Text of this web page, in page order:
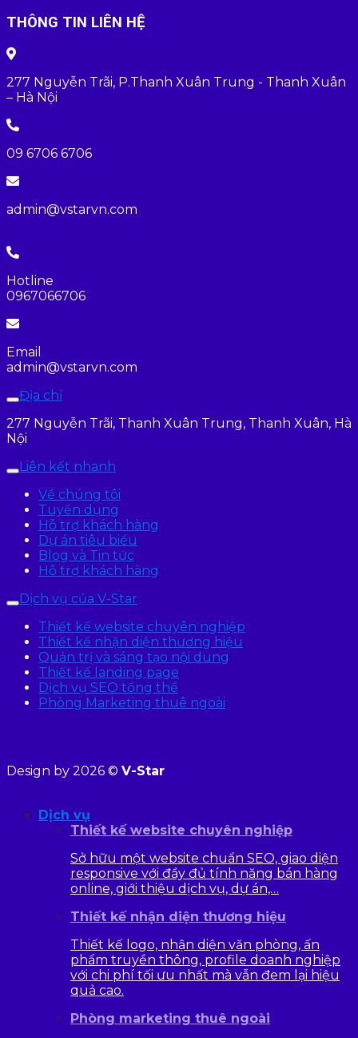
THÔNG TIN LIÊN HỆ
277 Nguyễn Trãi, P.Thanh Xuân Trung - Thanh Xuân
– Hà Nội
09 6706 6706
admin@vstarvn.com
Hotline
0967066706
Email
admin@vstarvn.com
Địa chỉ
277 Nguyễn Trãi, Thanh Xuân Trung, Thanh Xuân, Hà
Nội
Liên kết nhanh
Về chúng tôi
Tuyển dụng
Hỗ trợ khách hàng
Dự án tiêu biểu
Blog và Tin tức
Hỗ trợ khách hàng
Dịch vụ của V-Star
Thiết kế website chuyên nghiệp
Thiết kế nhận diện thương hiệu
Quản trị và sáng tạo nội dung
Thiết kế landing page
Dịch vụ SEO tổng thể
Phòng Marketing thuê ngoài
Design by 2026 © V-Star
Dịch vụ
Thiết kế website chuyên nghiệp
Sở hữu một website chuẩn SEO, giao diện
responsive với đầy đủ tính năng bán hàng
online, giới thiệu dịch vụ, dự án,…
Thiết kế nhận diện thương hiệu
Thiết kế logo, nhận diện văn phòng, ấn
phẩm truyền thông, profile doanh nghiệp
với chi phí tối ưu nhất mà vẫn đem lại hiệu
quả cao.
Phòng marketing thuê ngoài